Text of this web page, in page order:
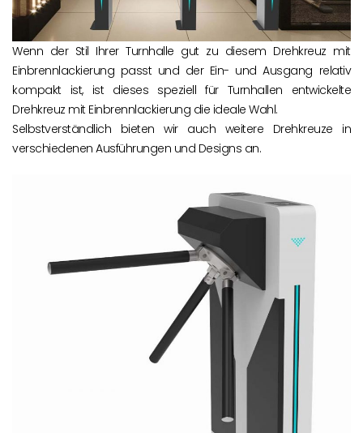
Wenn der Stil Ihrer Turnhalle gut zu diesem Drehkreuz mit
Einbrennlackierung passt und der Ein- und Ausgang relativ
kompakt ist, ist dieses speziell für Turnhallen entwickelte
Drehkreuz mit Einbrennlackierung die ideale Wahl.
Selbstverständlich bieten wir auch weitere Drehkreuze in
verschiedenen Ausführungen und Designs an.